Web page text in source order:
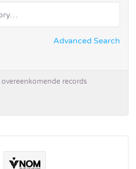
Advanced Search
records